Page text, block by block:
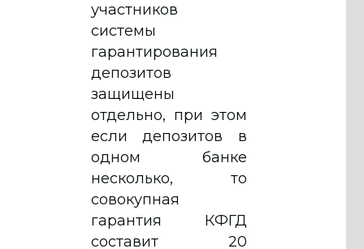
участников
системы
гарантирования
депозитов
защищены
отдельно, при этом
если депозитов в
одном банке
несколько, то
совокупная
гарантия КФГД
составит 20